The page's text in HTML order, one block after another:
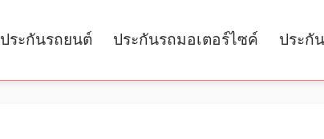
ประกันรถยนต์ ประกันรถมอเตอร์ไซค์ ประกั